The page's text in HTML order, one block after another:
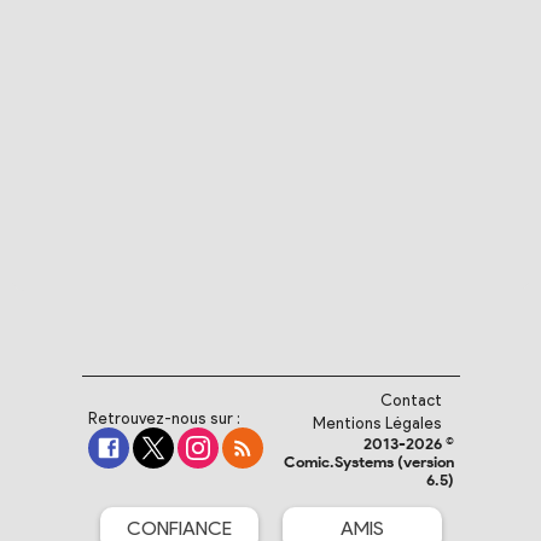
Retrouvez-nous sur :
Contact
Mentions Légales
2013-2026 ©
Comic.Systems (version
6.5)
CONFIANCE AMIS